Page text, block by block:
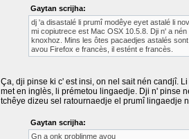
Gaytan scrijha:
dj 'a disastalé li prumî modêye eyet astalé li
mi copiutrece est Mac OSX 10.5.8. Dji n' a
knoxhoz. Mins les ôtes pacaedjes astalés
avou Firefox e francès, il estént e francès.
Ça, dji pinse ki c' est insi, on nel sait nén candjî.
met en inglès, li prémetou lingaedje. Dji n' pinse
tchêye dizeu sel ratournaedje el prumî lingaedje
Gaytan scrijha:
Gn a onk problinme avou